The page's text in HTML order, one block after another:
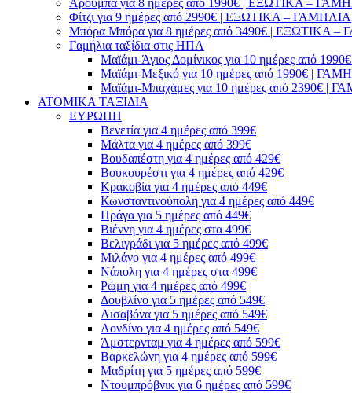
Αρούμπα για 8 ημέρες από 1990€ | ΕΞΩΤΙΚΑ –
Φίτζι για 9 ημέρες από 2990€ | ΕΞΩΤΙΚΑ – ΓΑΜΗΛΙΑ
Μπόρα Μπόρα για 8 ημέρες από 3490€ | ΕΞΩΤΙΚΑ –
Γαμήλια ταξίδια στις ΗΠΑ
Μαϊάμι-Άγιος Δομίνικος για 10 ημέρες από
Μαϊάμι-Μεξικό για 10 ημέρες από 1990€ |
Μαϊάμι-Μπαχάμες για 10 ημέρες από 2390€
ΑΤΟΜΙΚΑ ΤΑΞΙΔΙΑ
ΕΥΡΩΠΗ
Βενετία για 4 ημέρες από 399€
Μάλτα για 4 ημέρες από 399€
Βουδαπέστη για 4 ημέρες από 429€
Βουκουρέστι για 4 ημέρες από 429€
Κρακοβία για 4 ημέρες από 449€
Κωνσταντινούπολη για 4 ημέρες από 449€
Πράγα για 5 ημέρες από 449€
Βιέννη για 4 ημέρες στα 499€
Βελιγράδι για 5 ημέρες από 499€
Μιλάνο για 4 ημέρες από 499€
Νάπολη για 4 ημέρες στα 499€
Ρώμη για 4 ημέρες από 499€
Δουβλίνο για 5 ημέρες από 549€
Λισαβόνα για 5 ημέρες από 549€
Λονδίνο για 4 ημέρες από 549€
Άμστερνταμ για 4 ημέρες από 599€
Βαρκελώνη για 4 ημέρες από 599€
Μαδρίτη για 5 ημέρες από 599€
Ντουμπρόβνικ για 6 ημέρες από 599€